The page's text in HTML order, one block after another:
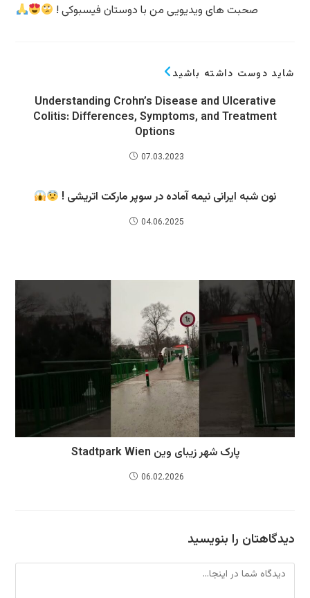
صحبت های ویدیویی من با دوستان فیسبوکی !
شاید دوست داشته باشید
Understanding Crohn’s Disease and Ulcerative
Colitis: Differences, Symptoms, and Treatment
Options
07.03.2023
نون شبه ایرانی نیمه آماده در سوپر مارکت اتریشی !
04.06.2025
پارک شهر زیبای وین Stadtpark Wien
06.02.2026
دیدگاهتان را بنویسید
دیدگاه